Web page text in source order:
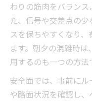
わりの筋肉をバラン
た、信号や交差点の
スを保ちやすくなり
ます。朝夕の混雑時
用するのも一つの方法
安全面では、事前に
や路面状況を確認し